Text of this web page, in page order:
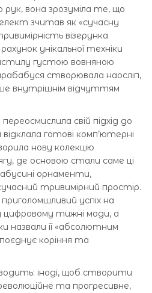
рук, вона зрозуміла те, що
зчитав як «сучасну
візерунка
унікальної техніки
густою вовняною
створювала наосліп,
внутрішнім відчуттям
свій підхід до
готові комп’ютерні
нову колекцію
де основою стали саме ці
орнаменти,
тривимірний простір.
приголомшливий успіх на
цифровому тижні моди, а
назвали її «абсолютним
коріння та
іноді, щоб створити
та прогресивне,